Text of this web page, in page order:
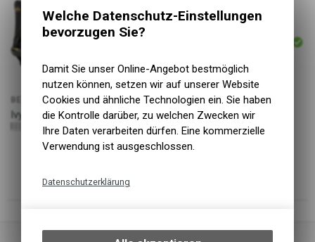
BEZEICHNUNG
Ivy 24, Ultra Black S
7630221876363
PREIS
299.00 CHF
Welche Datenschutz-Einstellungen
bevorzugen Sie?
Damit Sie unser Online-Angebot bestmöglich
nutzen können, setzen wir auf unserer Website
Cookies und ähnliche Technologien ein. Sie haben
die Kontrolle darüber, zu welchen Zwecken wir
Ihre Daten verarbeiten dürfen. Eine kommerzielle
Verwendung ist ausgeschlossen.
Datenschutzerklärung
bestimmte Interaktionen und